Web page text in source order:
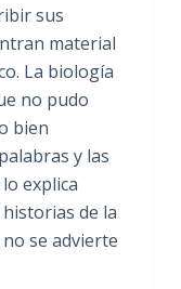
sus
material
La biología
no pudo
bien
y las
explica
de la
se advierte